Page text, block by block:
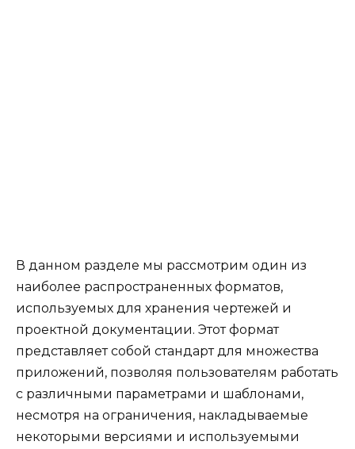
В данном разделе мы рассмотрим один из
наиболее распространенных форматов,
используемых для хранения чертежей и
проектной документации. Этот формат
представляет собой стандарт для множества
приложений, позволяя пользователям работать
с различными параметрами и шаблонами,
несмотря на ограничения, накладываемые
некоторыми версиями и используемыми